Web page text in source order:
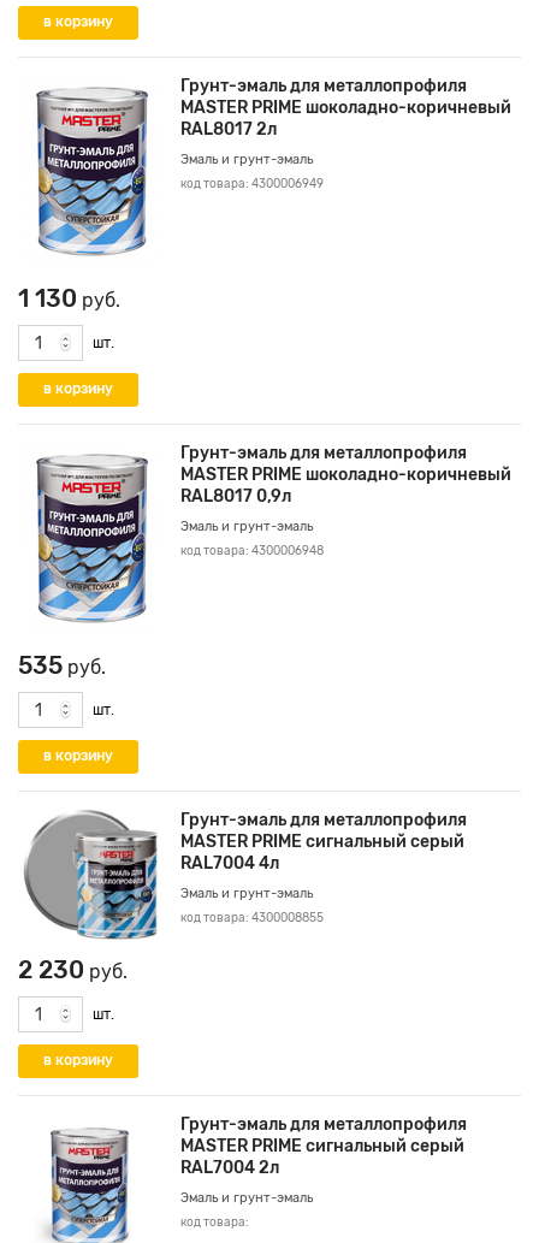
Грунт-эмаль для металлопрофиля
MASTER PRIME шоколадно-коричневый
RAL8017 2л
Эмаль и грунт-эмаль
код товара: 4300006949
1 130 руб.
шт.
Грунт-эмаль для металлопрофиля
MASTER PRIME шоколадно-коричневый
RAL8017 0,9л
Эмаль и грунт-эмаль
код товара: 4300006948
535 руб.
шт.
Грунт-эмаль для металлопрофиля
MASTER PRIME сигнальный серый
RAL7004 4л
Эмаль и грунт-эмаль
код товара: 4300008855
2 230 руб.
шт.
Грунт-эмаль для металлопрофиля
MASTER PRIME сигнальный серый
RAL7004 2л
Эмаль и грунт-эмаль
код товара: